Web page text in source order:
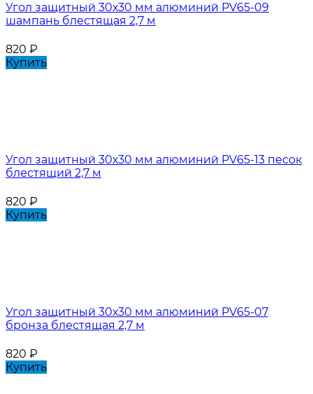
Угол защитный 30х30 мм алюминий PV65-09
шампань блестящая 2,7 м
820 ₽
Купить
Угол защитный 30х30 мм алюминий PV65-13 песок
блестящий 2,7 м
820 ₽
Купить
Угол защитный 30х30 мм алюминий PV65-07
бронза блестящая 2,7 м
820 ₽
Купить